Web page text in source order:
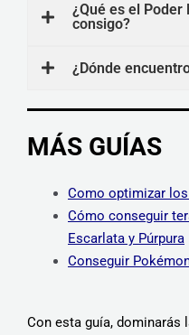
¿Qué es el Poder
consigo?
¿Dónde
MÁS GUÍAS
Como optimizar
Cómo conseguir
Escarlata y Púrpura
Conseguir
Con esta guía, dominarás